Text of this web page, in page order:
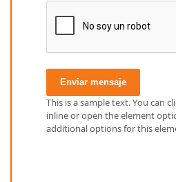
Enviar mensaje
This is a sample text. You can
inline or open the element
additional options for this